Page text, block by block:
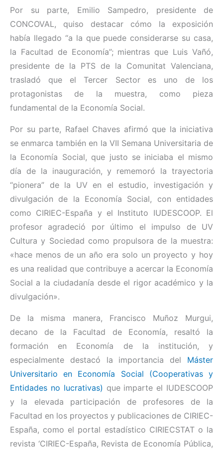
Por su parte, Emilio Sampedro, presidente de
CONCOVAL, quiso destacar cómo la exposición
había llegado “a la que puede considerarse su casa,
la Facultad de Economía”; mientras que Luis Vañó,
presidente de la PTS de la Comunitat Valenciana,
trasladó que el Tercer Sector es uno de los
protagonistas de la muestra, como pieza
fundamental de la Economía Social.
Por su parte, Rafael Chaves afirmó que la iniciativa
se enmarca también en la VII Semana Universitaria de
la Economía Social, que justo se iniciaba el mismo
día de la inauguración, y rememoró la trayectoria
“pionera” de la UV en el estudio, investigación y
divulgación de la Economía Social, con entidades
como CIRIEC-España y el Instituto IUDESCOOP. El
profesor agradeció por último el impulso de UV
Cultura y Sociedad como propulsora de la muestra:
«hace menos de un año era solo un proyecto y hoy
es una realidad que contribuye a acercar la Economía
Social a la ciudadanía desde el rigor académico y la
divulgación».
De la misma manera, Francisco Muñoz Murgui,
decano de la Facultad de Economía, resaltó la
formación en Economía de la institución, y
especialmente destacó la importancia del Máster
Universitario en Economía Social (Cooperativas y
Entidades no lucrativas) que imparte el IUDESCOOP
y la elevada participación de profesores de la
Facultad en los proyectos y publicaciones de CIRIEC-
España, como el portal estadístico CIRIECSTAT o la
revista ‘CIRIEC-España, Revista de Economía Pública,